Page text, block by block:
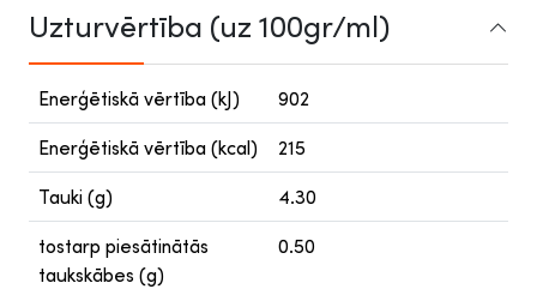
Uzturvērtība (uz 100gr/ml)
Enerģētiskā vērtība (kJ) 902
Enerģētiskā vērtība (kcal) 215
Tauki (g) 4.30
tostarp piesātinātās
taukskābes (g)
0.50